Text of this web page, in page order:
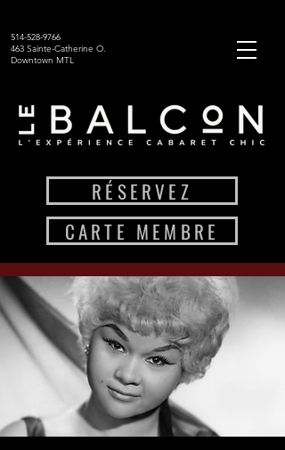
514-528-9766
463 Sainte-Catherine O.
Downtown MTL
RÉSERVEZ
CARTE MEMBRE